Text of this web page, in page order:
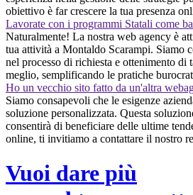
obiettivo è far crescere la tua presenza
Lavorate con i programmi Statali come
Naturalmente! La nostra web agency è
tua attività a Montaldo Scarampi. Siamo
nel processo di richiesta e ottenimento
meglio, semplificando le pratiche
Ho un vecchio sito fatto da un'altra
Siamo consapevoli che le esigenze
soluzione personalizzata. Questa
consentirà di beneficiare delle ultime
online, ti invitiamo a contattare il nostro
Vuoi dare più